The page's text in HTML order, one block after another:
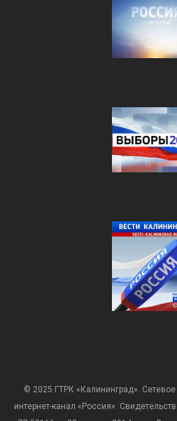
© 2025 ГТРК «Калининград».
интернет-канал «Россия».